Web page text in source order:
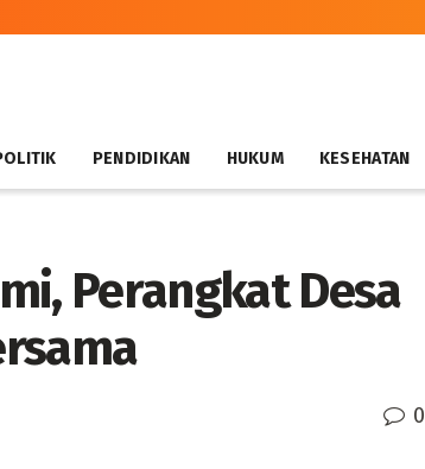
PENDIDIKAN HUKUM KESEHATAN
Perangkat Desa
0